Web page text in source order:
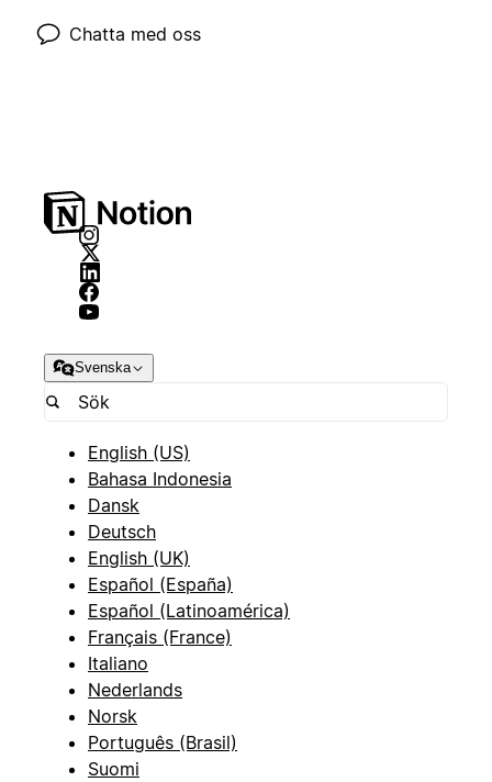
Chatta med oss
Svenska
English (US)
Bahasa Indonesia
Dansk
Deutsch
English (UK)
Español (España)
Español (Latinoamérica)
Français (France)
Italiano
Nederlands
Norsk
Português (Brasil)
Suomi